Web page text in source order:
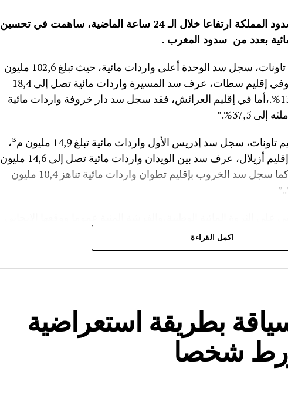
عرفت الموارد المائية بعدد من سدود المملكة ارتفاعا خلال الـ 24 ساعة الماضية، ساهمت في تحسين
بعدد من سدود المغرب .
وأفاد موقع الماديالنا انه “في إقليم تاونات، سجل سد الوحدة أعلى واردات مائية، حيث تبلغ 102,6 مليون
م³، لترتفع نسبة ملئه إلى 71,4%.،وفي إقليم سطات، عرف سد المسيرة واردات مائية تصل إلى 18,4
مليون م³، مع بلوغ نسبة الملء 13,5%.،أما في إقليم العرائش، فقد سجل سد دار خروفة واردات مائية
وأضاف المصدر نفسه انه “في إقليم تاونات، سجل سد إدريس الأول واردات مائية تبلغ 14,9 مليون م³،
مع بلوغ نسبة الملء 56,2%.،وفي إقليم أزيلال، عرف سد بين الويدان واردات مائية تصل إلى 14,6 مليون
م³، لترتفع نسبة ملئه إلى 36,6%.،كما سجل سد الخروب بإقليم تطوان واردات مائية تناهز 10,4 مليون
اكمل القراءة
بطريقة استعراضية
شخصا